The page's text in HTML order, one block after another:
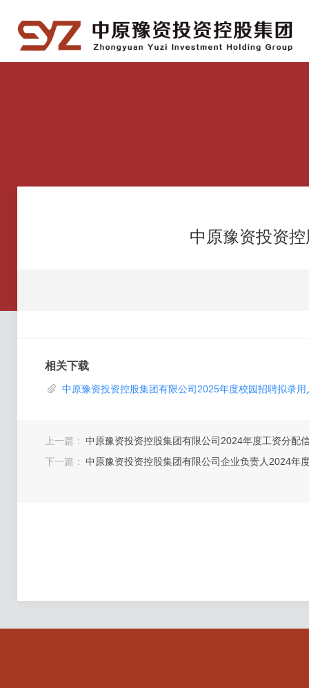
中原豫资投资
相关下载
 中原豫资投资控股集团有限公司2025年度校园招聘拟录
上一篇： 中原豫资投资控股集团有限公司2024年度工资分配
下一篇： 中原豫资投资控股集团有限公司企业负责人2024年